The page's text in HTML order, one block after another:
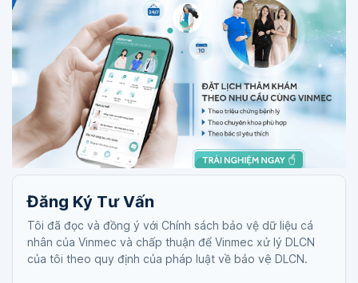
Đăng Ký Tư Vấn
Tôi đã đọc và đồng ý với Chính sách bảo vệ dữ liệu cá
nhân của Vinmec và chấp thuận để Vinmec xử lý DLCN
của tôi theo quy định của pháp luật về bảo vệ DLCN.